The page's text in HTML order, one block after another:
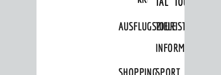
AUSFLUGSZIELE
TOURIST
INFORMATION
SHOPPINGSPORT